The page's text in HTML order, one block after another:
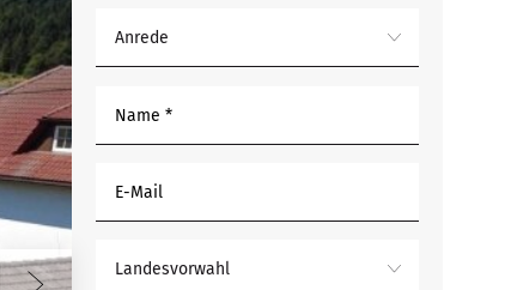
Anrede
Name *
E-Mail
Landesvorwahl